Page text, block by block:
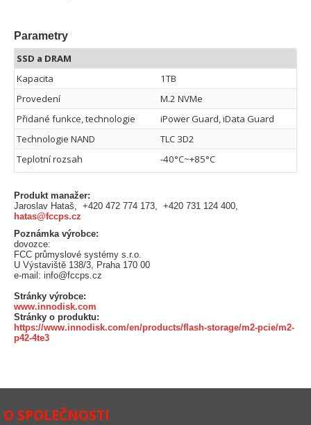
Parametry
SSD a DRAM
Kapacita
1TB
Provedení
M.2 NVMe
Přidané funkce, technologie
iPower Guard, iData Guard
Technologie NAND
TLC 3D2
Teplotní rozsah
-40°C~+85°C
Produkt manažer:
Jaroslav Hataš, +420 472 774 173, +420 731 124 400,
hatas@fccps.cz
Poznámka výrobce:
dovozce:
FCC průmyslové systémy s.r.o.
U Výstaviště 138/3, Praha 170 00
e-mail: info@fccps.cz
Stránky výrobce:
www.innodisk.com
Stránky o produktu:
https://www.innodisk.com/en/products/flash-storage/m2-pcie/m2-
p42-4te3
O SPOLEČNOSTI